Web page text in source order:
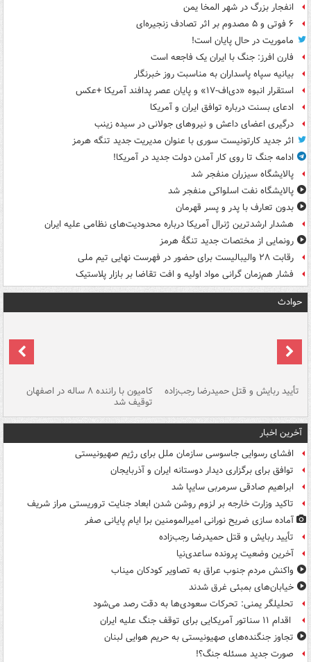
انفجار بزرگ در شهر المخا یمن
۶ فوتی و ۵ مصدوم بر اثر تصادف زنجیره‌ای
ماموریت در حال پایان است!
فارن افرز: جنگ با ایران یک فاجعه است
بیانیه سپاه پاسداران به مناسبت روز خبرنگار
استقرار انبوه «دی‌اف‑۱۷» و پایان عصر پدافند آمریکا +عکس
ادعای بسنت درباره توافق ایران و آمریکا
درگیری اعضای داعش و نیروهای جولانی در سیده زینب
اثر جدید کارتونیست سوری با عنوان مدیریت جدید تنگه هرمز
ادامه جنگ تا روی کار آمدن دولت جدید در آمریکا!
پالایشگاه سیزران منفجر شد
پالایشگاه نفت اسلواکی منفجر شد
بدون تعارف با پدر و پسر قهرمان
هشدار ارشدترین ژنرال آمریکا درباره محدودیت‌های نظامی علیه ایران
رونمایی از مختصات جدید تنگۀ هرمز
رقابت ۲۸ والیبالیست برای حضور در فهرست نهایی تیم ملی
فشار هم‌زمان گرانی مواد اولیه و افت تقاضا بر بازار پلاستیک
حوادث
تأیید ربایش و قتل حمیدرضا رجب‌زاده کامیون با راننده ۸ ساله در اصفهان
توقیف شد
آخرین اخبار
افشای رسوایی جاسوسی سازمان ملل برای رژیم صهیونیستی
توافق برای برگزاری دیدار دوستانه ایران و آذربایجان
ابراهیم صادقی سرمربی سایپا شد
تاکید وزارت خارجه بر لزوم روشن شدن ابعاد جنایت تروریستی مراز شریف
آماده سازی ضریح نورانی امیرالمومنین برا ایام پایانی صفر
تأیید ربایش و قتل حمیدرضا رجب‌زاده
آخرین وضعیت پرونده ساعدی‌نیا
واکنش مردم جنوب عراق به تصاویر کودکان میناب
خیابان‌های بمبئی غرق شدند
تحلیلگر یمنی: تحرکات سعودی‌ها به دقت رصد می‌شود
اقدام ۱۱ سناتور آمریکایی برای توقف جنگ علیه ایران
تجاوز جنگنده‌های صهیونیستی به حریم هوایی لبنان
صورت جدید مسئله جنگ؟!